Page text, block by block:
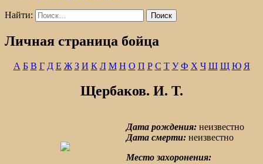
Найти:
Личная страница бойца
А Б В Г Д Е Ж З И К Л М Н О П Р С Т У Ф Х Ч Ш Щ Ю Я
Щербаков. И. Т.
Дата рождения: неизвестно
Дата смерти: неизвестно
Место захоронения: